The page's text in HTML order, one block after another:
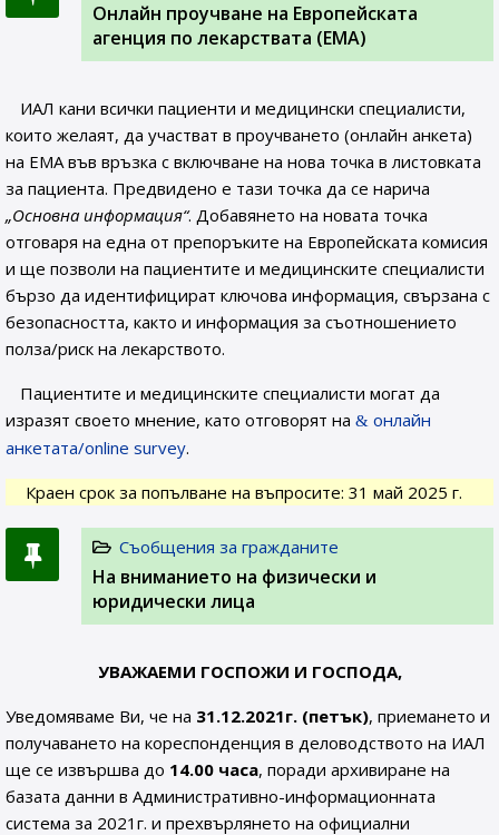
Онлайн проучване на Европейската
агенция по лекарствата (ЕМА)
ИАЛ кани всички пациенти и медицински специалисти,
които желаят, да участват в проучването (онлайн анкета)
на ЕМА във връзка с включване на нова точка в листовката
за пациента. Предвидено е тази точка да се нарича
„Основна информация“. Добавянето на новата точка
отговаря на една от препоръките на Европейската комисия
и ще позволи на пациентите и медицинските специалисти
бързо да идентифицират ключова информация, свързана с
безопасността, както и информация за съотношението
полза/риск на лекарството.
Пациентите и медицинските специалисти могат да
изразят своето мнение, като отговорят на
онлайн
анкетата/online survey.
Краен срок за попълване на въпросите: 31 май 2025 г.
Съобщения за гражданите
На вниманието на физически и
юридически лица
УВАЖАЕМИ ГОСПОЖИ И ГОСПОДА,
Уведомяваме Ви, че на 31.12.2021г. (петък), приемането и
получаването на кореспонденция в деловодството на ИАЛ
ще се извършва до 14.00 часа, поради архивиране на
базата данни в Административно-информационната
система за 2021г. и прехвърлянето на официални